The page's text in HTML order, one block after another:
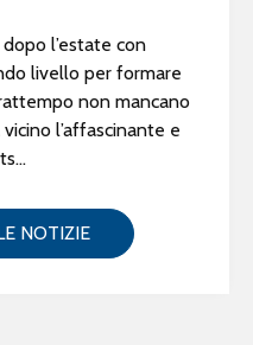
l’estate con
livello per formare
non mancano
l’affascinante e
NOTIZIE